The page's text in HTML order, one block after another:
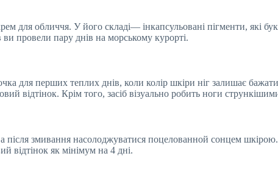
обличчя. У його складі— інкапсульовані пігменти, які
провели пару днів на морському курорті.
для перших теплих днів, коли колір шкіри ніг залишає
відтінок. Крім того, засіб візуально робить ноги
після змивання насолоджуватися поцелованной сонцем шкірою.
відтінок як мінімум на 4 дні.